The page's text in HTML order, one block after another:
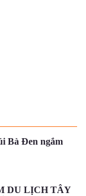
Bà Đen ngắm
DU LỊCH TÂY